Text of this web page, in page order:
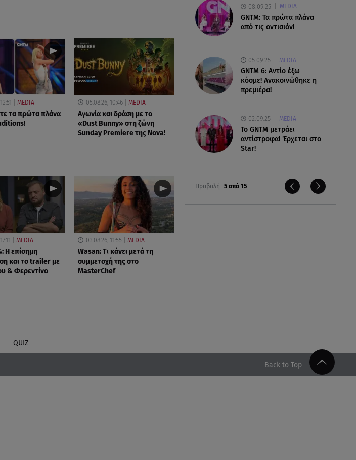
08.09.25 MEDIA
GNTM: Τα πρώτα πλάνα
από τις οντισιόν!
05.09.25 MEDIA
GNTM 6: Αντίο έξω
κόσμε! Ανακοινώθηκε η
πρεμιέρα!
02.09.25 MEDIA
Το GNTM μετράει
αντίστροφα! Έρχεται στο
Star!
Προβολή 5 από 15
MEDIA
τα πρώτα πλάνα
05.08.26, 10:46 MEDIA
Αγωνία και δράση με το
«Dust Bunny» στη ζώνη
Sunday Premiere της Nova!
MEDIA
Η επίσημη
και το trailer με
& Φερεντίνο
03.08.26, 11:55 MEDIA
Wasan: Tι κάνει μετά τη
συμμετοχή της στο
MasterChef
QUIZ
Back to Top